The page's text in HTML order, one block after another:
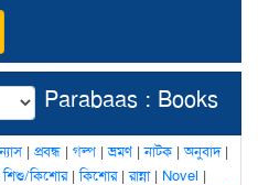
Parabaas : Books
| প্রবন্ধ | গল্প |ভ্রমণ|নাটক |অনুবাদ|
শিশু/কিশোর|কিশোর|রান্না| Novel |